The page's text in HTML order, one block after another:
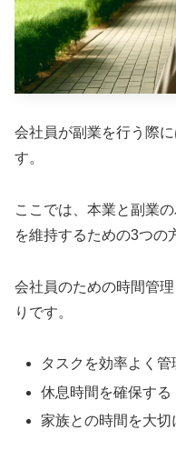
会社員が副業を行う際
す。
ここでは、本業と副業
を維持するための3つの
会社員のための時間管
りです。
タスクを効率よく管
休息時間を確保する
家族との時間を大切